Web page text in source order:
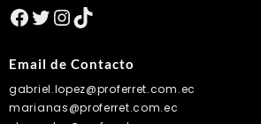
Facebook
Twitter
Instagram
TikTok
Email de Contacto
gabriel.lopez@proferret.com.ec
marianas@proferret.com.ec